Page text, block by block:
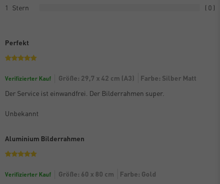
1
0
Perfekt
Verifizierter Kauf Größe: 29,7 x 42 cm (A3)
Farbe: Silber Matt
Der Service ist einwandfrei. Der Bilderrahmen super.
Unbekannt
Aluminium Bilderrahmen
Verifizierter Kauf Größe: 60 x 80 cm
Farbe: Gold